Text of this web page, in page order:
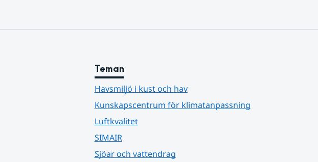
Teman
Havsmiljö i kust och hav
Kunskapscentrum för klimatanpassning
Luftkvalitet
SIMAIR
Sjöar och vattendrag